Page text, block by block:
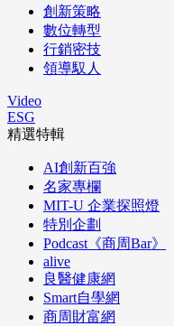
創新策略
數位轉型
行銷密技
領導馭人
Video
ESG
精選特輯
AI創新百強
名家專欄
MIT-U 企業探照燈
特別企劃
Podcast《商周Bar》
alive
良醫健康網
Smart自學網
商周財富網